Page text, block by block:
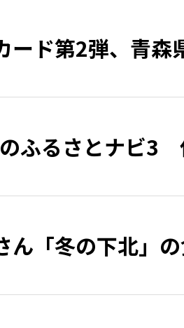
ード第2弾、青森
ふるさとナビ3
ん「冬の下北」